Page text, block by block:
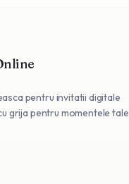
pentru invitatii digitale
grija pentru momentele tale